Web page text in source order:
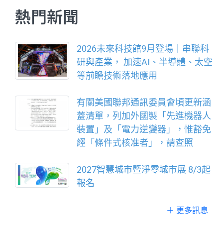
熱門新聞
2026未來科技館9月登場｜串聯科
研與產業， 加速AI、半導體、太空
等前瞻技術落地應用
有關美國聯邦通訊委員會頃更新涵
蓋清單，列加外國製「先進機器人
裝置」及「電力逆變器」，惟豁免
經「條件式核准者」，請查照
2027智慧城市暨淨零城市展 8/3起
報名
＋ 更多訊息